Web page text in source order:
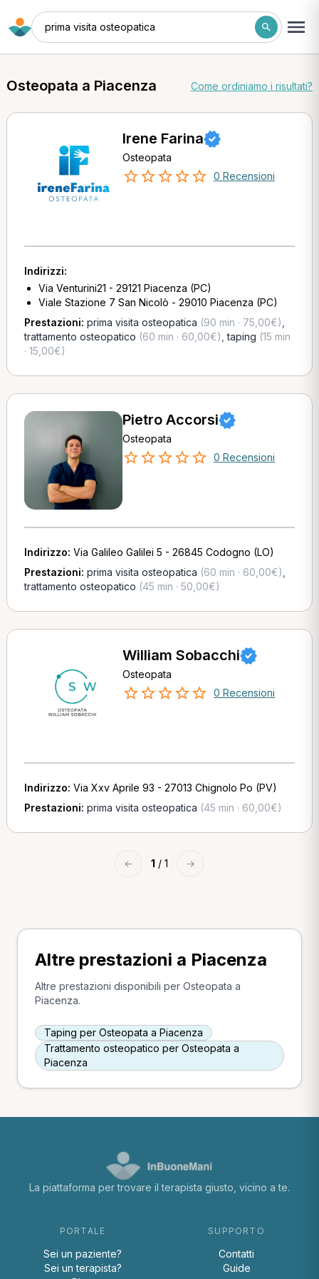
prima visita osteopatica
Osteopata a Piacenza Come ordiniamo i risultati?
Irene Farina
Osteopata
0 Recensioni
Indirizzi:
Via Venturini21 - 29121 Piacenza (PC)
Viale Stazione 7 San Nicolò - 29010 Piacenza (PC)
Prestazioni: prima visita osteopatica (90 min · 75,00€)
trattamento osteopatico (60 min · 60,00€) ,taping (15 min
· 15,00€)
Pietro Accorsi
Osteopata
0 Recensioni
Indirizzo: Via Galileo Galilei 5 - 26845 Codogno (LO)
Prestazioni: prima visita osteopatica (60 min · 60,00€)
trattamento osteopatico (45 min · 50,00€)
William Sobacchi
Osteopata
0 Recensioni
Indirizzo: Via Xxv Aprile 93 - 27013 Chignolo Po (PV)
Prestazioni: prima visita osteopatica (45 min · 60,00€)
← 1 / 1 →
Altre prestazioni a Piacenza
Altre prestazioni disponibili per Osteopata a
Piacenza.
Taping per Osteopata a Piacenza
Trattamento osteopatico per Osteopata a
Piacenza
La piattaforma per trovare il terapista giusto, vicino a te.
PORTALE
Sei un paziente?
Sei un terapista?
SUPPORTO
Contatti
Guide